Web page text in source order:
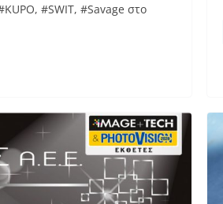
#SWIT, #Savage στο